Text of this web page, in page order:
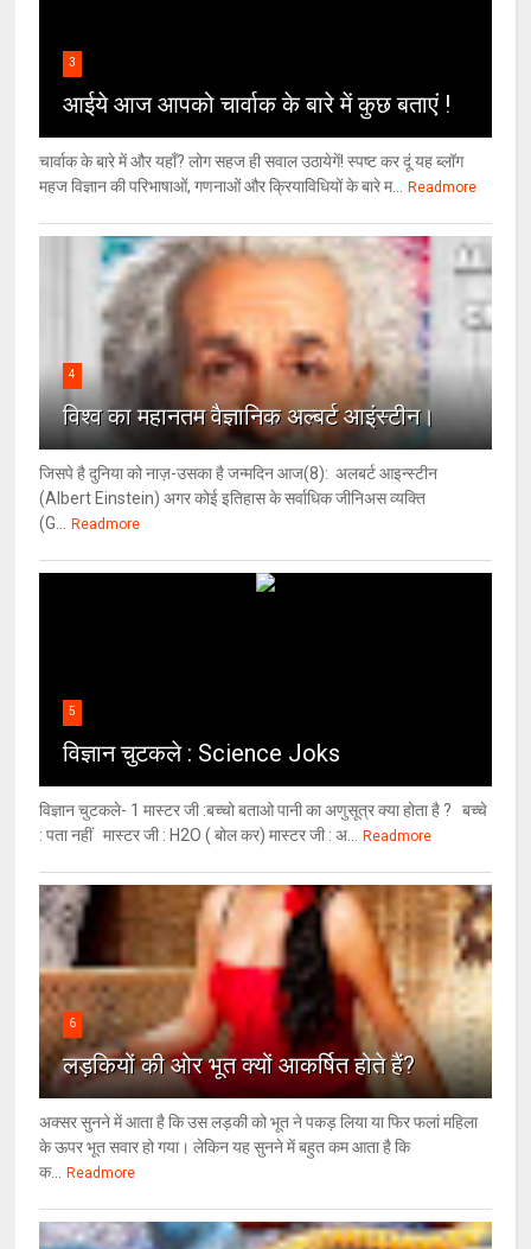
3
आईये आज आपको चार्वाक के बारे में कुछ बताएं !
चार्वाक के बारे में और यहाँ? लोग सहज ही सवाल उठायेगें! स्पष्ट कर दूं यह ब्लॉग
महज विज्ञान की परिभाषाओं, गणनाओं और क्रियाविधियों के बारे म... Readmore
4
विश्‍व का महानतम वैज्ञानिक अल्बर्ट आइंस्टीन।
जिसपे है दुनिया को नाज़-उसका है जन्मदिन आज(8): अलबर्ट आइन्स्टीन
(Albert Einstein) अगर कोई इतिहास के सर्वाधिक जीनिअस व्यक्ति
(G... Readmore
5
विज्ञान चुटकले : Science Joks
विज्ञान चुटकले- 1 मास्टर जी :बच्चो बताओ पानी का अणुसूत्र क्या होता है ? बच्चे
: पता नहीं मास्टर जी : H2O ( बोल कर) मास्टर जी : अ... Readmore
6
लड़कियों की ओर भूत क्‍यों आकर्षित होते हैं?
अक्सर सुनने में आता है कि उस लड़की को भूत ने पकड़ लिया या फिर फलां महिला
के ऊपर भूत सवार हो गया। लेकिन यह सुनने में बहुत कम आता है कि
क... Readmore